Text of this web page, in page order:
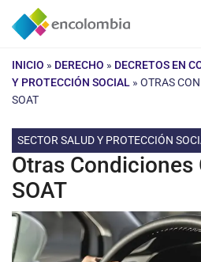
Saltar
INICIO » DERECHO » DECRETOS EN
Y PROTECCIÓN SOCIAL » OTRAS
SOAT
SECTOR SALUD Y PROTECCIÓN
Otras Condiciones
SOAT